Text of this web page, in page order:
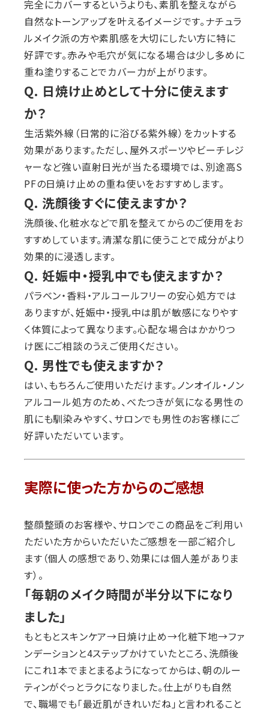
完全にカバーするというよりも、素肌を整えながら
自然なトーンアップを叶えるイメージです。ナチュラ
ルメイク派の方や素肌感を大切にしたい方に特に
好評です。赤みや毛穴が気になる場合は少し多めに
重ね塗りすることでカバー力が上がります。
Q. 日焼け止めとして十分に使えます
か？
生活紫外線（日常的に浴びる紫外線）をカットする
効果があります。ただし、屋外スポーツやビーチレジ
ャーなど強い直射日光が当たる環境では、別途高S
PFの日焼け止めの重ね使いをおすすめします。
Q. 洗顔後すぐに使えますか？
洗顔後、化粧水などで肌を整えてからのご使用をお
すすめしています。清潔な肌に使うことで成分がより
効果的に浸透します。
Q. 妊娠中・授乳中でも使えますか？
パラベン・香料・アルコールフリーの安心処方では
ありますが、妊娠中・授乳中は肌が敏感になりやす
く体質によって異なります。心配な場合はかかりつ
け医にご相談のうえご使用ください。
Q. 男性でも使えますか？
はい、もちろんご使用いただけます。ノンオイル・ノン
アルコール処方のため、べたつきが気になる男性の
肌にも馴染みやすく、サロンでも男性のお客様にご
好評いただいています。
実際に使った方からのご感想
整顔整頭のお客様や、サロンでこの商品をご利用い
ただいた方からいただいたご感想を一部ご紹介し
ます（個人の感想であり、効果には個人差がありま
す）。
「毎朝のメイク時間が半分以下になり
ました」
もともとスキンケア→日焼け止め→化粧下地→ファ
ンデーションと4ステップかけていたところ、洗顔後
にこれ1本でまとまるようになってからは、朝のルー
ティンがぐっとラクになりました。仕上がりも自然
で、職場でも「最近肌がきれいだね」と言われること